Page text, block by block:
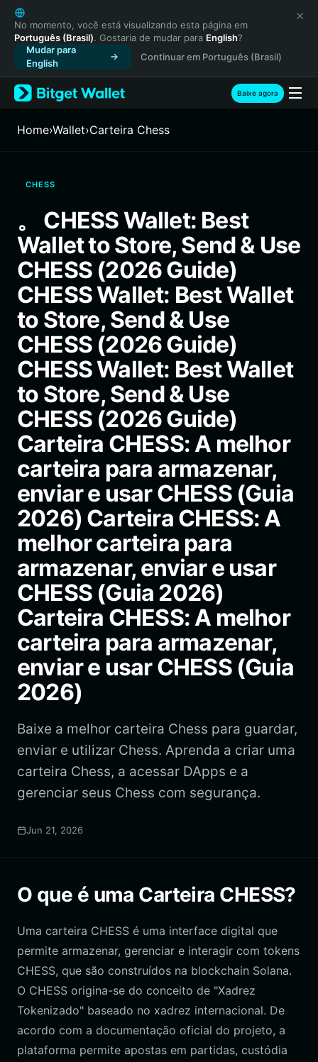
English
日本語
Tiếng Việt
Русский
Español (Latinoamérica)
Türkçe
Français
繁體中文
Bahasa Indonesia
ภาษาไทย
हिन्दी
Español
Português (Brasil)
Español (Argentina)
No momento, você está visualizando esta página em
Português (Brasil). Gostaria de mudar para English?
Mudar para
English
Continuar em Português (Brasil)
Baixe agora
Home›Wallet›Carteira Chess
CHESS
。 CHESS Wallet: Best
Wallet to Store, Send & Use
CHESS (2026 Guide)
CHESS Wallet: Best Wallet
to Store, Send & Use
CHESS (2026 Guide)
CHESS Wallet: Best Wallet
to Store, Send & Use
CHESS (2026 Guide)
Carteira CHESS: A melhor
carteira para armazenar,
enviar e usar CHESS (Guia
2026) Carteira CHESS: A
melhor carteira para
armazenar, enviar e usar
CHESS (Guia 2026)
Carteira CHESS: A melhor
carteira para armazenar,
enviar e usar CHESS (Guia
2026)
Baixe a melhor carteira Chess para guardar,
enviar e utilizar Chess. Aprenda a criar uma
carteira Chess, a acessar DApps e a
gerenciar seus Chess com segurança.
Jun 21, 2026
O que é uma Carteira CHESS?
Uma carteira CHESS é uma interface digital que
permite armazenar, gerenciar e interagir com tokens
CHESS, que são construídos na blockchain Solana.
O CHESS origina-se do conceito de "Xadrez
Tokenizado" baseado no xadrez internacional. De
acordo com a documentação oficial do projeto, a
plataforma permite apostas em partidas, custódia